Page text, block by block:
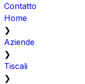
Contatto
Home
❯
Aziende
❯
Tiscali
❯